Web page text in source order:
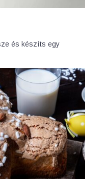
és készíts egy